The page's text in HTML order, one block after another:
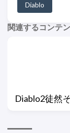
Diablo
関連するコンテ
Diablo2徒然